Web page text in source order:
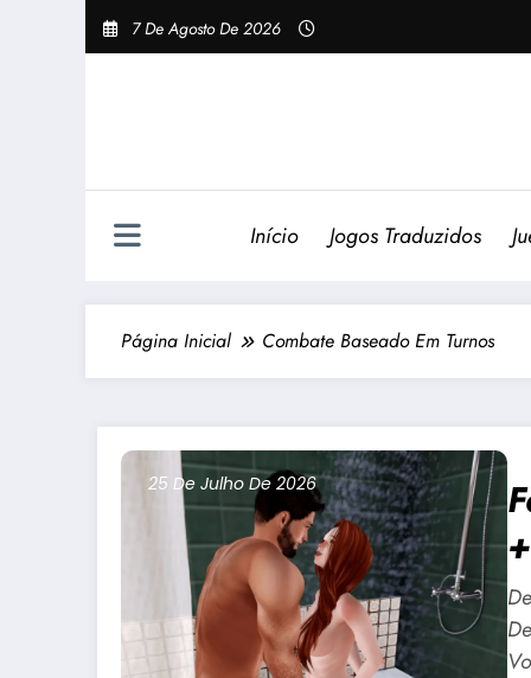
Pular
Para
7 De Agosto De 2026
Início Jogos Traduzidos
Página Inicial Combate Baseado Em Turnos
25 De Julho De 2026